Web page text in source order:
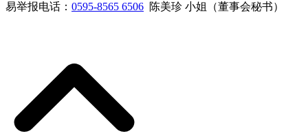
易举报电话： 0595-8565 6506 陈美珍 小姐（董事会秘书）